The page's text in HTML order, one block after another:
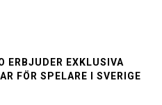
ERBJUDER EXKLUSIVA
FÖR SPELARE I SVERIGE